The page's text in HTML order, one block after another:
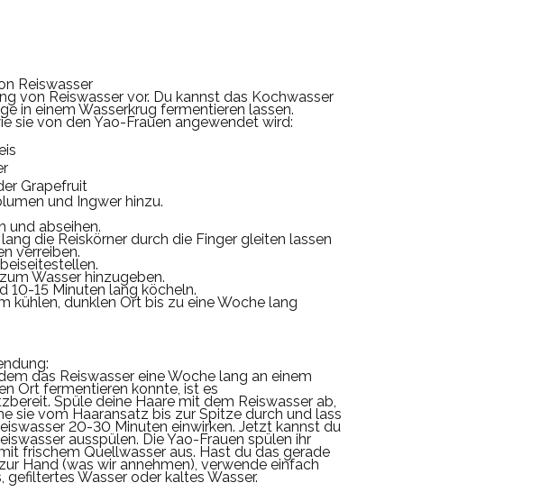
Reiswasser
von Reiswasser vor. Du kannst das Kochwasser
in einem Wasserkrug fermentieren lassen.
sie von den Yao-Frauen angewendet wird:
Grapefruit
und Ingwer hinzu.
und abseihen.
die Reiskörner durch die Finger gleiten lassen
verreiben.
Wasser hinzugeben.
10-15 Minuten lang köcheln.
kühlen, dunklen Ort bis zu eine Woche lang
das Reiswasser eine Woche lang an einem
Ort fermentieren konnte, ist es
Spüle deine Haare mit dem Reiswasser ab,
sie vom Haaransatz bis zur Spitze durch und lass
20-30 Minuten einwirken. Jetzt kannst du
ausspülen. Die Yao-Frauen spülen ihr
frischem Quellwasser aus. Hast du das gerade
Hand (was wir annehmen), verwende einfach
gefiltertes Wasser oder kaltes Wasser.